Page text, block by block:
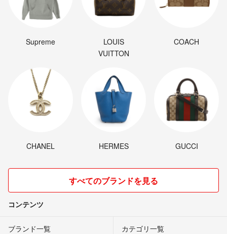
Supreme
LOUIS
VUITTON
COACH
CHANEL HERMES GUCCI
すべてのブランドを見る
コンテンツ
ブランド一覧 カテゴリ一覧